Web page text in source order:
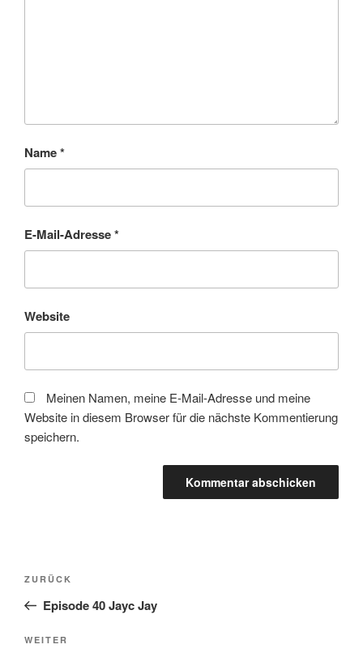
Name*
E-Mail-Adresse*
Website
Meinen Namen, meine E-Mail-Adresse und meine
Website in diesem Browser für die nächste Kommentierung
speichern.
Beitragsnavigation
Vorheriger
Beitrag
ZURÜCK
Episode 40 Jayc Jay
Nächster
WEITER